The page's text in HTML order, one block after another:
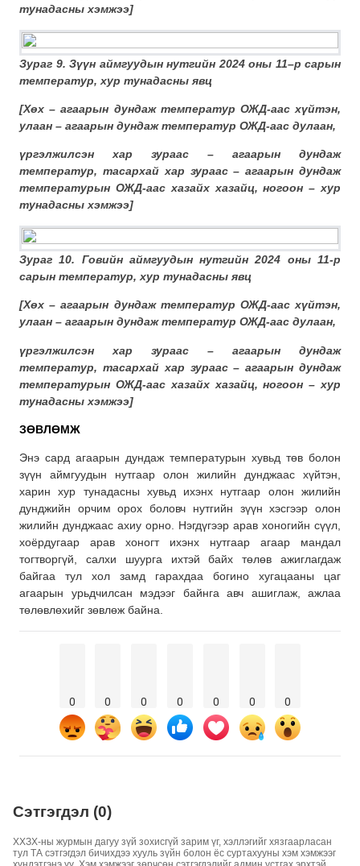
тунадасны хэмжээ]
Зураг 9. Зүүн аймгуудын нутгийн 2024 оны 11–р сарын
температур, хур тунадасны явц
[Хөх – агаарын дундаж температур ОЖД-аас хүйтэн,
улаан – агаарын дундаж температур ОЖД-аас дулаан,
үргэлжилсэн хар зураас – агаарын дундаж
температур, тасархай хар зураас – агаарын дундаж
температурын ОЖД-аас хазайх хазайц,ногоон – хур
тунадасны хэмжээ]
Зураг 10. Говийн аймгуудын нутгийн 2024 оны 11-р
сарын температур, хур тунадасны явц
[Хөх – агаарын дундаж температур ОЖД-аас хүйтэн,
улаан – агаарын дундаж температур ОЖД-аас дулаан,
үргэлжилсэн хар зураас – агаарын дундаж
температур, тасархай хар зураас – агаарын дундаж
температурын ОЖД-аас хазайх хазайц,ногоон – хур
тунадасны хэмжээ]
ЗӨВЛӨМЖ
Энэ сард агаарын дундаж температурын хувьд төв болон
зүүн аймгуудын нутгаар олон жилийн дунджаас хүйтэн,
харин хур тунадасны хувьд ихэнх нутгаар олон жилийн
дунджийн орчим орох боловч нутгийн зүүн хэсгээр олон
жилийн дунджаас ахиу орно. Нэгдүгээр арав хоногийн сүүл,
хоёрдугаар арав хоногт ихэнх нутгаар агаар мандал
тогтворгүй, салхи шуурга ихтэй байх төлөв ажиглагдаж
байгаа тул хол замд гарахдаа богино хугацааны цаг
агаарын урьдчилсан мэдээг байнга авч ашиглаж, ажлаа
төлөвлөхийг зөвлөж байна.
0 0 0 0 0 0 0
Сэтгэгдэл (0)
ХХЗХ-ны журмын дагуу зүй зохисгүй зарим үг, хэллэгийг хязгаарласан
тул ТА сэтгэгдэл бичихдээ хууль зүйн болон ёс суртахууны хэм хэмжээг